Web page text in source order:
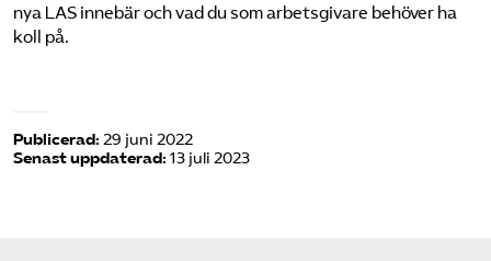
nya LAS innebär och vad du som arbetsgivare behöver ha
koll på.
Publicerad: 29 juni 2022
Senast uppdaterad: 13 juli 2023